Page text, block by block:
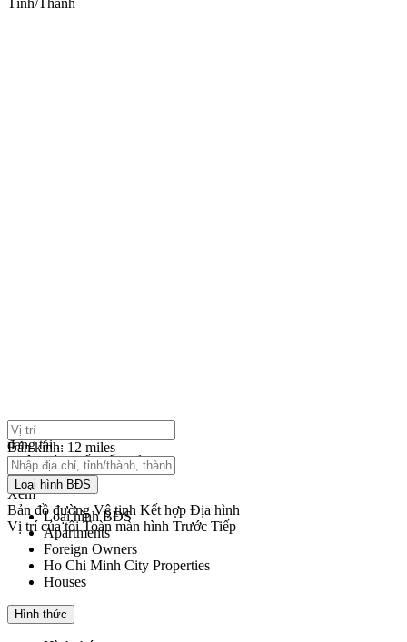
Tỉnh/Thành
nhấp để bật phóng to
đang tải...
Không tìm thấy kết quả
mở bản đồ
Xem
Bản đồ đường Vệ tinh Kết hợp Địa hình
Vị trí của tôi Toàn màn hình Trước Tiếp
Bán kính: 12 miles
Loại hình BĐS
Loại hình BĐS
Apartments
Foreign Owners
Ho Chi Minh City Properties
Houses
Hình thức